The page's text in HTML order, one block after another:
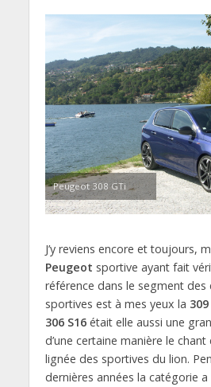
Peugeot 308 GTi
J’y reviens encore et toujours,
Peugeot sportive ayant fait
référence dans le segment des
sportives est à mes yeux la
306 S16était elle aussi une
d’une certaine manière le
lignée des sportives du lion.
dernières années la catégorie